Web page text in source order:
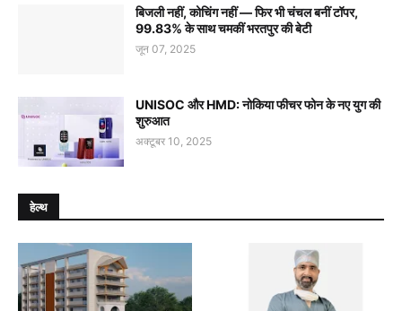
बिजली नहीं, कोचिंग नहीं — फिर भी चंचल बनीं टॉपर,
99.83% के साथ चमकीं भरतपुर की बेटी
जून 07, 2025
UNISOC और HMD: नोकिया फीचर फोन के नए युग की
शुरुआत
अक्टूबर 10, 2025
हेल्थ